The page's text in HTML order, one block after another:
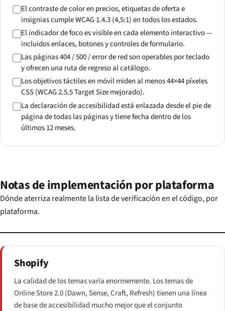
El contraste de color en precios, etiquetas de oferta e
insignias cumple WCAG 1.4.3 (4,5:1) en todos los estados.
El indicador de foco es visible en cada elemento interactivo —
incluidos enlaces, botones y controles de formulario.
Las páginas 404 / 500 / error de red son operables por teclado
y ofrecen una ruta de regreso al catálogo.
Los objetivos táctiles en móvil miden al menos 44×44 píxeles
CSS (WCAG 2.5.5 Target Size mejorado).
La declaración de accesibilidad está enlazada desde el pie de
página de todas las páginas y tiene fecha dentro de los
últimos 12 meses.
Notas de implementación por plataforma
Dónde aterriza realmente la lista de verificación en el código, por
plataforma.
Shopify
La calidad de los temas varía enormemente. Los temas de
Online Store 2.0 (Dawn, Sense, Craft, Refresh) tienen una línea
de base de accesibilidad mucho mejor que el conjunto